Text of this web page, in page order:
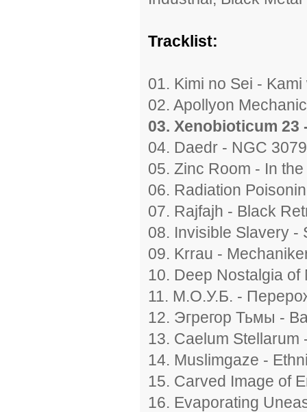
Tracklist:
01. Kimi no Sei -
02. Apollyon
03. Xenobioticum
04. Daedr - NGC
05. Zinc Room - In
06. Radiation
07. Rajfajh - Black
08. Invisible Slavery -
09. Krrau -
10. Deep Nostalgia of
11. М.О.У.Б. -
12. Эгрегор Тьмы -
13. Caelum Stellarum
14. Muslimgaze -
15. Carved Image of
16. Evaporating